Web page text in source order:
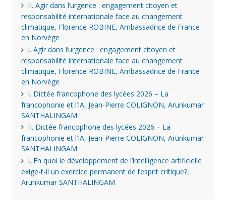
II. Agir dans l’urgence : engagement citoyen et
responsabilité internationale face au changement
climatique, Florence ROBINE, Ambassadrice de France
en Norvège
I. Agir dans l’urgence : engagement citoyen et
responsabilité internationale face au changement
climatique, Florence ROBINE, Ambassadrice de France
en Norvège
I. Dictée francophone des lycées 2026 – La
francophonie et l’IA, Jean-Pierre COLIGNON, Arunkumar
SANTHALINGAM
II. Dictée francophone des lycées 2026 – La
francophonie et l’IA, Jean-Pierre COLIGNON, Arunkumar
SANTHALINGAM
I. En quoi le développement de l’intelligence artificielle
exige-t-il un exercice permanent de l’esprit critique?,
Arunkumar SANTHALINGAM